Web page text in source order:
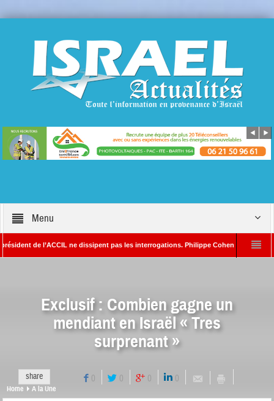
Menu
de l’ACCIL ne dissipent pas les interrogations. Philippe Cohen annonce se
Exclusif : Combien gagne un
mendiant en Israël « Tres
surprenant »
share 0 0 0 0
Home A la Une